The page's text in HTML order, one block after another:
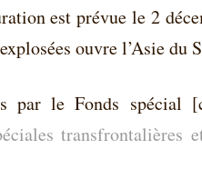
est prévue le 2
ouvre l’Asie du
par le Fonds spécial